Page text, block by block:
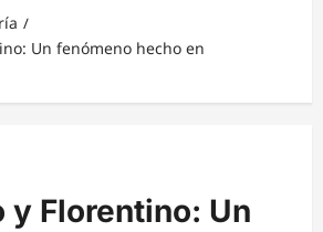
Un fenómeno hecho en
y Florentino: Un